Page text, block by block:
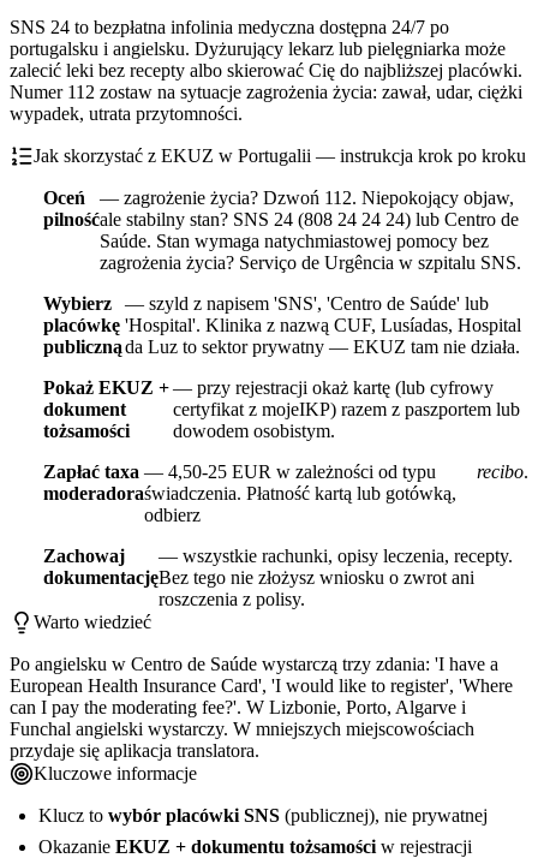
SNS 24 to bezpłatna infolinia medyczna dostępna 24/7 po
portugalsku i angielsku. Dyżurujący lekarz lub pielęgniarka może
zalecić leki bez recepty albo skierować Cię do najbliższej placówki.
Numer 112 zostaw na sytuacje zagrożenia życia: zawał, udar, ciężki
wypadek, utrata przytomności.
Jak skorzystać z EKUZ w Portugalii — instrukcja krok po kroku
Oceń
pilność
— zagrożenie życia? Dzwoń 112. Niepokojący objaw,
ale stabilny stan? SNS 24 (808 24 24 24) lub Centro de
Saúde. Stan wymaga natychmiastowej pomocy bez
zagrożenia życia? Serviço de Urgência w szpitalu SNS.
Wybierz
placówkę
publiczną
— szyld z napisem 'SNS', 'Centro de Saúde' lub
'Hospital'. Klinika z nazwą CUF, Lusíadas, Hospital
da Luz to sektor prywatny — EKUZ tam nie działa.
Pokaż EKUZ +
dokument
tożsamości
— przy rejestracji okaż kartę (lub cyfrowy
certyfikat z mojeIKP) razem z paszportem lub
dowodem osobistym.
Zapłać taxa
moderadora
— 4,50-25 EUR w zależności od typu
świadczenia. Płatność kartą lub gotówką,
odbierz
recibo.
Zachowaj
dokumentację
— wszystkie rachunki, opisy leczenia, recepty.
Bez tego nie złożysz wniosku o zwrot ani
roszczenia z polisy.
Warto wiedzieć
Po angielsku w Centro de Saúde wystarczą trzy zdania: 'I have a
European Health Insurance Card', 'I would like to register', 'Where
can I pay the moderating fee?'. W Lizbonie, Porto, Algarve i
Funchal angielski wystarczy. W mniejszych miejscowościach
przydaje się aplikacja translatora.
Kluczowe informacje
Klucz to wybór placówki SNS (publicznej), nie prywatnej
Okazanie EKUZ + dokumentu tożsamości w rejestracji